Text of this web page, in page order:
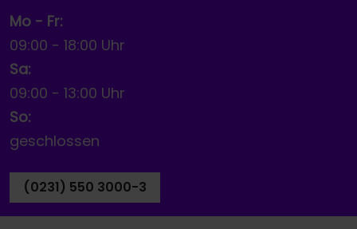
Mo - Fr:
09:00 - 18:00 Uhr
Sa:
09:00 - 13:00 Uhr
So:
geschlossen
(0231) 550 3000-3